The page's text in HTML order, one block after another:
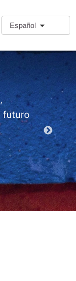
Español
futuro
Extra
Módulos